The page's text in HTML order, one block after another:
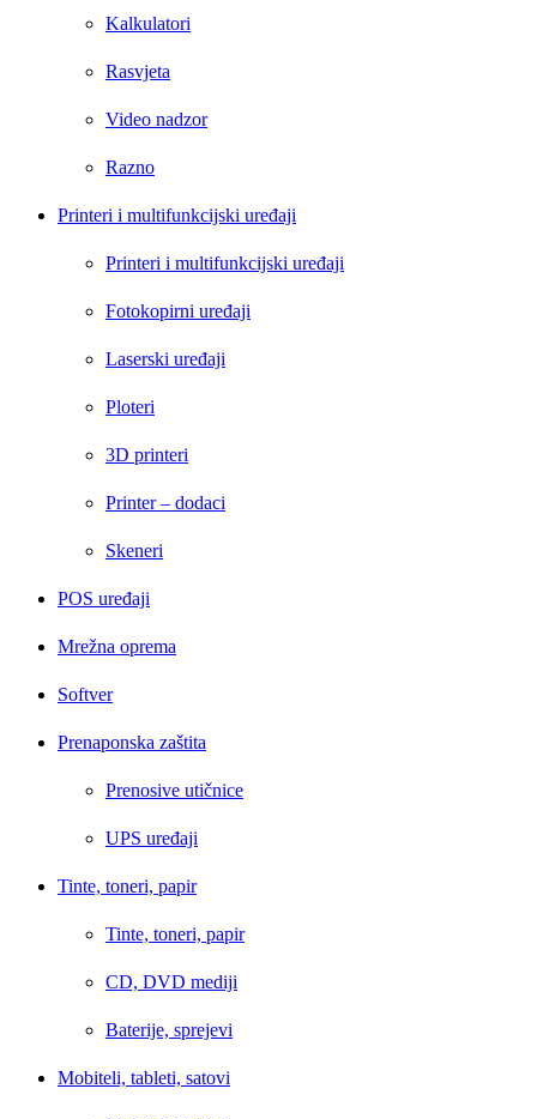
Kalkulatori
Rasvjeta
Video nadzor
Razno
Printeri i multifunkcijski uređaji
Printeri i multifunkcijski uređaji
Fotokopirni uređaji
Laserski uređaji
Ploteri
3D printeri
Printer – dodaci
Skeneri
POS uređaji
Mrežna oprema
Softver
Prenaponska zaštita
Prenosive utičnice
UPS uređaji
Tinte, toneri, papir
Tinte, toneri, papir
CD, DVD mediji
Baterije, sprejevi
Mobiteli, tableti, satovi